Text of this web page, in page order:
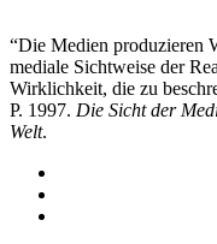
“Die Medien produzieren
mediale Sichtweise der
Wirklichkeit, die zu
P. 1997. Die Sicht der
Welt.